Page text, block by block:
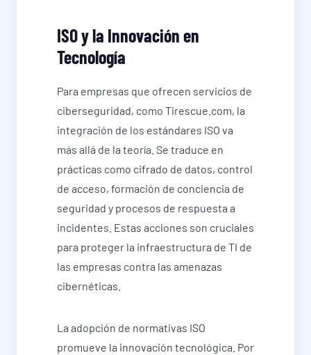
ISO y la Innovación en
Tecnología
Para empresas que ofrecen servicios de
ciberseguridad, como Tirescue.com, la
integración de los estándares ISO va
más allá de la teoría. Se traduce en
prácticas como cifrado de datos, control
de acceso, formación de conciencia de
seguridad y procesos de respuesta a
incidentes. Estas acciones son cruciales
para proteger la infraestructura de TI de
las empresas contra las amenazas
cibernéticas.
La adopción de normativas ISO
promueve la innovación tecnológica. Por